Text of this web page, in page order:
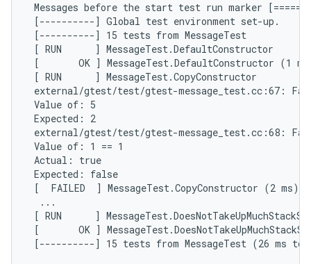
Messages before the start test run marker
[----------] Global test environment set-up.
[----------] 15 tests from MessageTest
[ RUN      ] MessageTest.DefaultConstructor
[       OK ] MessageTest.DefaultConstructor (1
[ RUN      ] MessageTest.CopyConstructor
external/gtest/test/gtest-message_test.cc:67:
Value of: 5
Expected: 2
external/gtest/test/gtest-message_test.cc:68:
Value of: 1 == 1
Actual: true
Expected: false
[  FAILED  ] MessageTest.CopyConstructor (2 ms)
  ...
[ RUN      ]
[       OK ]
[----------] 15 tests from MessageTest (26 ms